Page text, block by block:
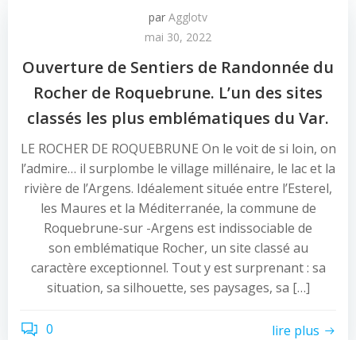
par Agglotv
mai 30, 2022
Ouverture de Sentiers de Randonnée du
Rocher de Roquebrune. L’un des sites
classés les plus emblématiques du Var.
LE ROCHER DE ROQUEBRUNE On le voit de si loin, on
l’admire… il surplombe le village millénaire, le lac et la
rivière de l’Argens. Idéalement située entre l’Esterel,
les Maures et la Méditerranée, la commune de
Roquebrune-sur -Argens est indissociable de
son emblématique Rocher, un site classé au
caractère exceptionnel. Tout y est surprenant : sa
situation, sa silhouette, ses paysages, sa […]
0 lire plus